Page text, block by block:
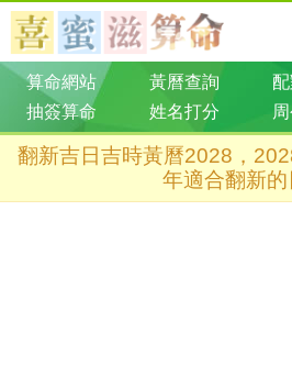
算命網站 黃曆查詢
抽簽算命
姓名打分
翻新吉日吉時黃曆2028，
年適合翻新的